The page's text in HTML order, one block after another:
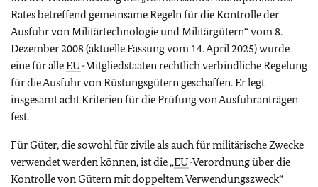
Rates betreffend gemeinsame Regeln für die Kontrolle der
Ausfuhr von Militärtechnologie und Militärgütern“ vom 8.
Dezember 2008 (aktuelle Fassung vom 14. April 2025) wurde
eine für alleEU-Mitgliedstaaten rechtlich verbindliche Regelung
für die Ausfuhr von Rüstungsgütern geschaffen. Er legt
insgesamt acht Kriterien für die Prüfung von Ausfuhranträgen
fest.
Für Güter, die sowohl für zivile als auch für militärische Zwecke
verwendet werden können, ist die „EU-Verordnung über die
Kontrolle von Gütern mit doppeltem Verwendungszweck“